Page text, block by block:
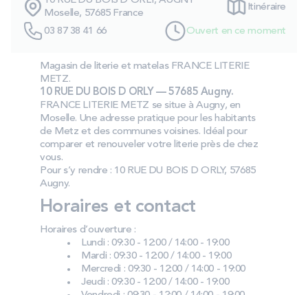
PROMOS
Nos engagements
Moselle, 57685 France
Itinéraire
03 87 38 41 66 Ouvert en ce moment
Magasin de literie et matelas FRANCE LITERIE
METZ.
10 RUE DU BOIS D ORLY — 57685 Augny.
FRANCE LITERIE METZ se situe à Augny, en
Moselle. Une adresse pratique pour les habitants
de Metz et des communes voisines. Idéal pour
comparer et renouveler votre literie près de chez
vous.
Pour s’y rendre : 10 RUE DU BOIS D ORLY, 57685
Augny.
Horaires et contact
Horaires d’ouverture :
Lundi : 09:30 - 12:00 / 14:00 - 19:00
Mardi : 09:30 - 12:00 / 14:00 - 19:00
Mercredi : 09:30 - 12:00 / 14:00 - 19:00
Jeudi : 09:30 - 12:00 / 14:00 - 19:00